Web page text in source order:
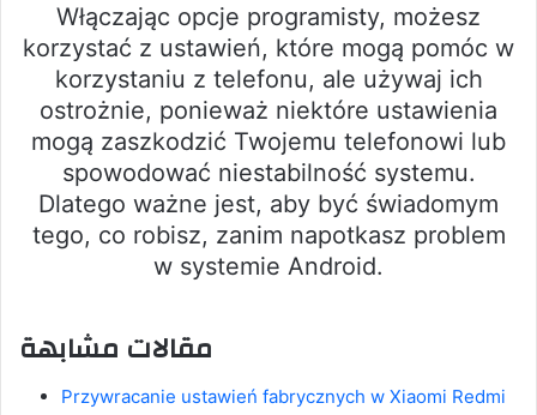
Włączając opcje programisty, możesz
korzystać z ustawień, które mogą pomóc w
korzystaniu z telefonu, ale używaj ich
ostrożnie, ponieważ niektóre ustawienia
mogą zaszkodzić Twojemu telefonowi lub
spowodować niestabilność systemu.
Dlatego ważne jest, aby być świadomym
tego, co robisz, zanim napotkasz problem
w systemie Android.
مقالات مشابهة
Przywracanie ustawień fabrycznych w Xiaomi Redmi